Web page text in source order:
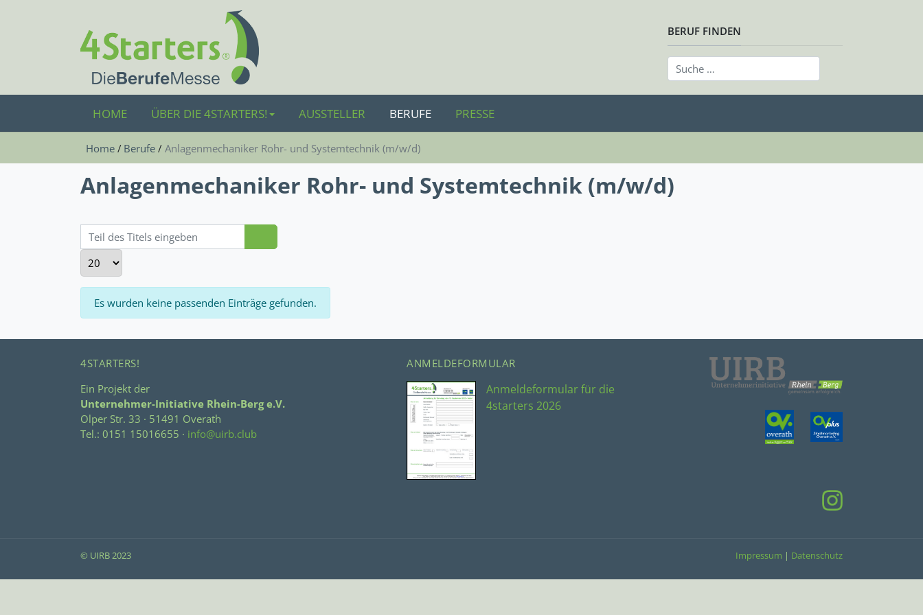
BERUF FINDEN
HOME ÜBER DIE 4STARTERS! AUSSTELLER BERUFE PRESSE
Home Berufe Anlagenmechaniker Rohr- und Systemtechnik (m/w/d)
Anlagenmechaniker Rohr- und Systemtechnik (m/w/d)
Teil des Titels eingeben
Anzeige #
Information
Es wurden keine passenden Einträge gefunden.
4STARTERS!
Ein Projekt der
Unternehmer-Initiative Rhein-Berg e.V.
Olper Str. 33 · 51491 Overath
Tel.: 0151 15016655 · info@uirb.club
ANMELDEFORMULAR
Anmeldeformular für die
4starters 2026
© UIRB 2023 Impressum | Datenschutz